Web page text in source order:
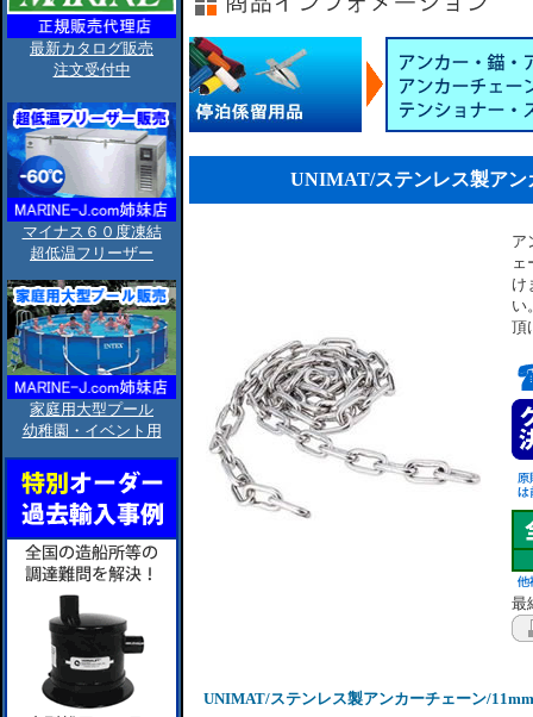
最新カタログ販売
注文受付中
マイナス６０度凍結
超低温フリーザー
家庭用大型プール
幼稚園・イベント用
UNIMAT/ステンレス製アン
ア
ェ
け
い
頂
最
UNIMAT/ステンレス製アンカーチェーン/